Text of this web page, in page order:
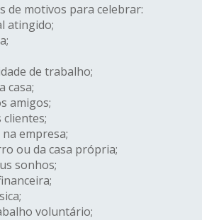
de motivos para celebrar:
atingido;
de trabalho;
casa;
amigos;
clientes;
empresa;
ou da casa própria;
sonhos;
voluntário;